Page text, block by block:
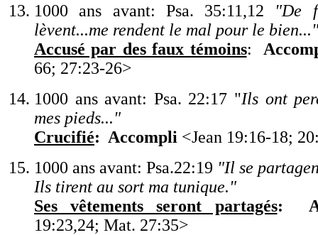
1000 ans avant: Psa. 35:11,12
"De
lèvent...me rendent le mal pour le bien..."
Accusé par des faux témoins:
66; 27:23-26>
1000 ans avant: Psa. 22:17 "Ils ont
mes pieds..."
Crucifié: Accompli <Jean 19:16-18;
1000 ans avant: Psa.22:19 "Il se
Ils tirent au sort ma tunique."
Ses vêtements seront partagés:
19:23,24; Mat. 27:35>